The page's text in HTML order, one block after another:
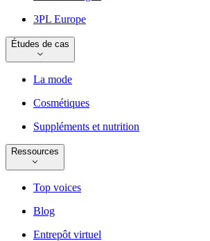
3PL Europe
Études de cas
La mode
Cosmétiques
Suppléments et nutrition
Ressources
Top voices
Blog
Entrepôt virtuel